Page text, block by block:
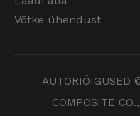
Võtke ühendust
AUTORIÕIGUSED
COMPOSITE